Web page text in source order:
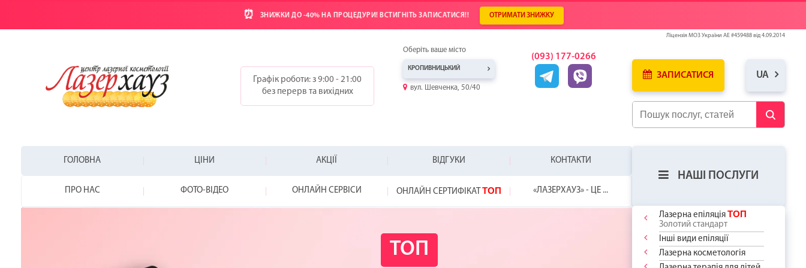
⏰ ЗНИЖКИ ДО -40% НА ПРОЦЕДУРИ! ВСТИГНІТЬ ЗАПИСАТИСЯ!! ОТРИМАТИ ЗНИЖКУ
Ліцензія МОЗ України АЕ #459488 від 4.09.2014
Графік роботи: з 9:00 - 21:00
без перерв та вихідних
Оберіть ваше місто
КРОПИВНИЦЬКИЙ
вул. Шевченка, 50/40
(093) 177-0266
ЗАПИСАТИСЯ
UA
ГОЛОВНА ЦІНИ АКЦІЇ ВІДГУКИ КОНТАКТИ
ПРО НАС ФОТО-ВІДЕО ОНЛАЙН СЕРВІСИ ОНЛАЙН СЕРТИФІКАТ ТОП «ЛАЗЕРХАУЗ» - ЦЕ ...
НАШІ ПОСЛУГИ
Лазерна епіляція ТОП
Золотий стандарт
Інші види епіляції
Лазерна косметологія
WOW!
ТОП
-20%
-20%ВІДКРИЙ СВІЙ
ПОДАРУНОК ДЛЯ
-25%